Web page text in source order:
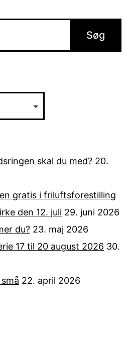
skal du med? 20.
gratis i friluftsforestilling
den 12. juli 29. juni 2026
du? 23. maj 2026
17 til 20 august 2026 30.
22. april 2026